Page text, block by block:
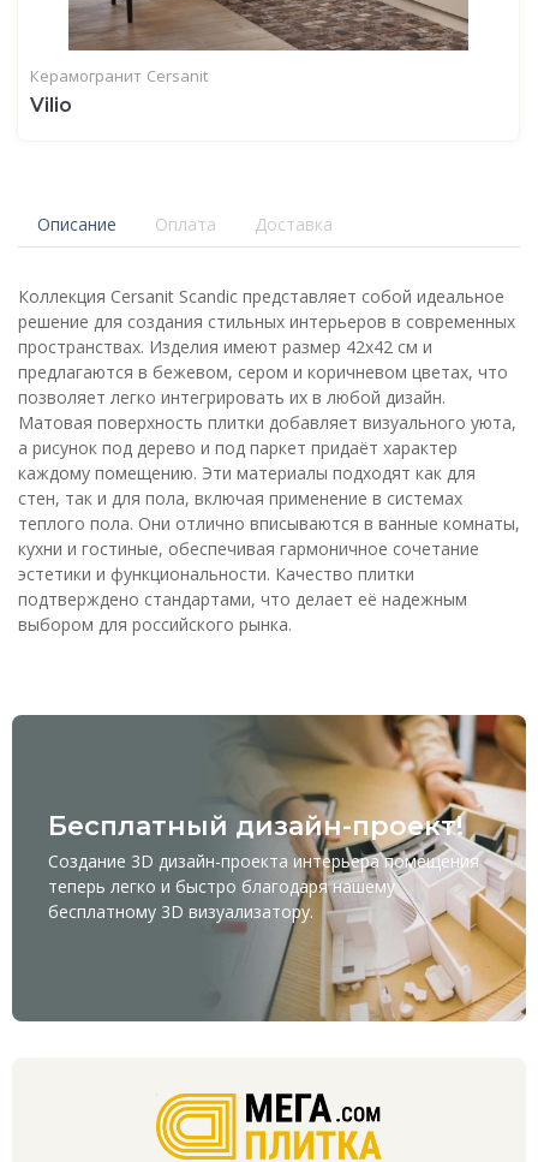
Керамогранит Cersanit
Vilio
Описание Оплата Доставка
Коллекция Cersanit Scandic представляет собой идеальное
решение для создания стильных интерьеров в современных
пространствах. Изделия имеют размер 42x42 см и
предлагаются в бежевом, сером и коричневом цветах, что
позволяет легко интегрировать их в любой дизайн.
Матовая поверхность плитки добавляет визуального уюта,
а рисунок под дерево и под паркет придаёт характер
каждому помещению. Эти материалы подходят как для
стен, так и для пола, включая применение в системах
теплого пола. Они отлично вписываются в ванные комнаты,
кухни и гостиные, обеспечивая гармоничное сочетание
эстетики и функциональности. Качество плитки
подтверждено стандартами, что делает её надежным
выбором для российского рынка.
Бесплатный дизайн-проект!
Создание 3D дизайн-проекта интерьера помещения
теперь легко и быстро благодаря нашему
бесплатному 3D визуализатору.